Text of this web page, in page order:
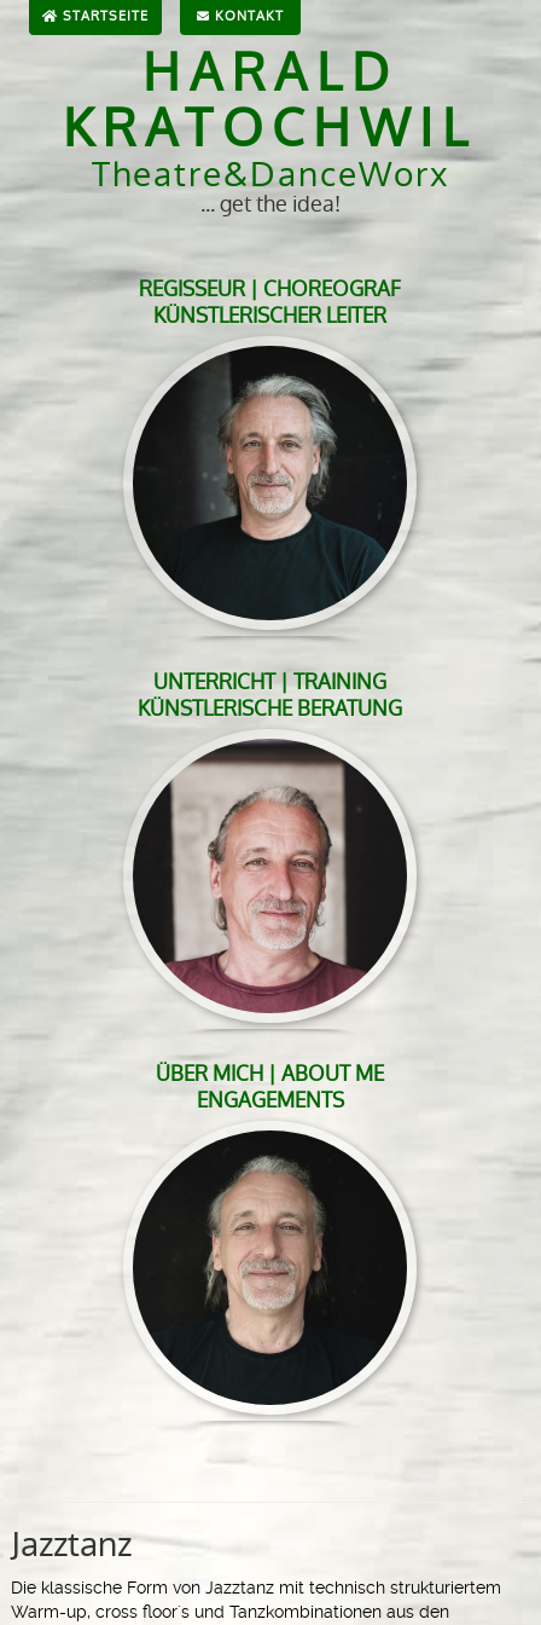
STARTSEITE KONTAKT
HARALD
KRATOCHWIL
Theatre&DanceWorx
... get the idea!
REGISSEUR | CHOREOGRAF
KÜNSTLERISCHER LEITER
UNTERRICHT | TRAINING
KÜNSTLERISCHE BERATUNG
ÜBER MICH | ABOUT ME
ENGAGEMENTS
Jazztanz
Die klassische Form von Jazztanz mit technisch strukturiertem
Warm-up, cross floor´s und Tanzkombinationen aus den